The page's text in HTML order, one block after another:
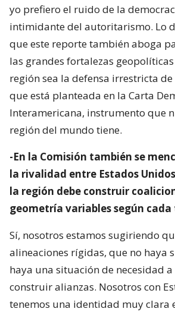
yo prefiero el ruido de la
intimidante del autoritarismo. Lo
que este reporte también aboga
las grandes fortalezas
región sea la defensa irrestricta
que está planteada en la Carta
Interamericana, instrumento que
región del mundo tiene.
-En la Comisión también se
la rivalidad entre Estados
la región debe construir
geometría variables según cada
Sí, nosotros estamos sugiriendo
alineaciones rígidas, que no haya
haya una situación de necesidad
construir alianzas. Nosotros con
tenemos una identidad muy clara